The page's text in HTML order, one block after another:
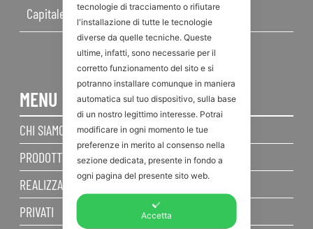
Capitale Sociale 450.000,00 I.V.
MENU
CHI SIAMO
PRODOTTI
REALIZZAZIONI
PRIVATI
tecnologie di tracciamento o rifiutare
l'installazione di tutte le tecnologie
diverse da quelle tecniche. Queste
ultime, infatti, sono necessarie per il
corretto funzionamento del sito e si
potranno installare comunque in maniera
automatica sul tuo dispositivo, sulla base
di un nostro legittimo interesse. Potrai
modificare in ogni momento le tue
preferenze in merito al consenso nella
sezione dedicata, presente in fondo a
ogni pagina del presente sito web.
Accetta